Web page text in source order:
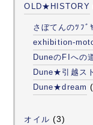
OLD★HISTORY
さぼてんのﾂﾌ
exhibition-
DuneのFIへの
Dune★引越ス
Dune★dream
オイル (3)